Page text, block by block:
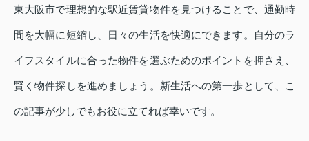
東大阪市で理想的な駅近賃貸物件を見つけることで、通勤時
間を大幅に短縮し、日々の生活を快適にできます。自分のラ
イフスタイルに合った物件を選ぶためのポイントを押さえ、
賢く物件探しを進めましょう。新生活への第一歩として、こ
の記事が少しでもお役に立てれば幸いです。